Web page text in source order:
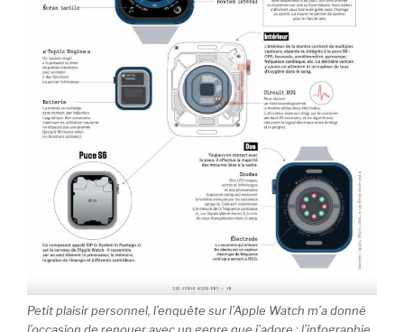
Petit plaisir personnel, l’enquête sur l’Apple Watch m’a donné